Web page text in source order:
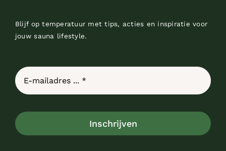
Blijf op temperatuur met tips, acties en inspiratie voor
jouw sauna lifestyle.
Inschrijven